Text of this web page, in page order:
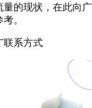
的现状，在此向
。
联系方式